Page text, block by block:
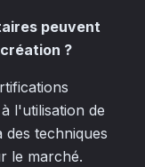
peuvent
?
l'utilisation de
des techniques
le marché.